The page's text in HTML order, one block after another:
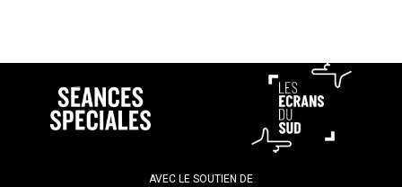
AVEC LE SOUTIEN DE